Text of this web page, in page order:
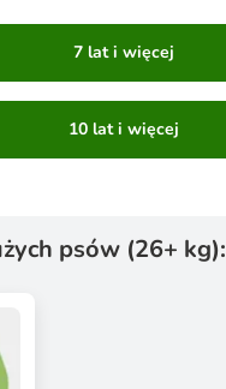
7 lat i więcej
10 lat i więcej
psów (26+ kg):